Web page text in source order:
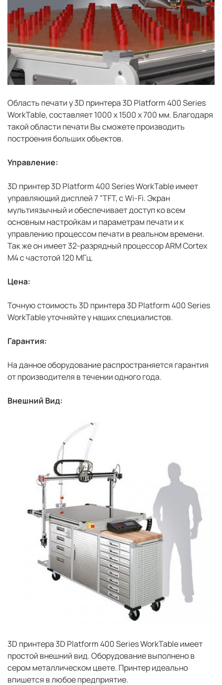
Область печати у 3D принтера 3D Platform 400 Series
WorkTable, составляет 1000 х 1500 х 700 мм. Благодаря
такой области печати Вы сможете производить
построения больших объектов.
Управление:
3D принтер 3D Platform 400 Series WorkTable имеет
управляющий дисплей 7 ”TFT, с Wi-Fi. Экран
мультиязычный и обеспечивает доступ ко всем
основным настройкам и параметрам печати и к
управлению процессом печати в реальном времени.
Так же он имеет 32-разрядный процессор ARM Cortex
M4 с частотой 120 МГц.
Цена:
Точную стоимость 3D принтера 3D Platform 400 Series
WorkTable уточняйте у наших специалистов.
Гарантия:
На данное оборудование распространяется гарантия
от производителя в течении одного года.
Внешний Вид:
3D принтера 3D Platform 400 Series WorkTable имеет
простой внешний вид. Оборудование выполнено в
сером металлическом цвете. Принтер идеально
впишется в любое предприятие.